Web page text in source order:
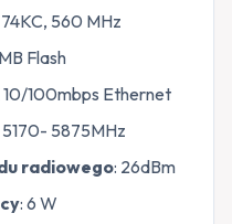
560 MHz
Flash
10/100mbps Ethernet
5170- 5875MHz
radiowego: 26dBm
: 6 W